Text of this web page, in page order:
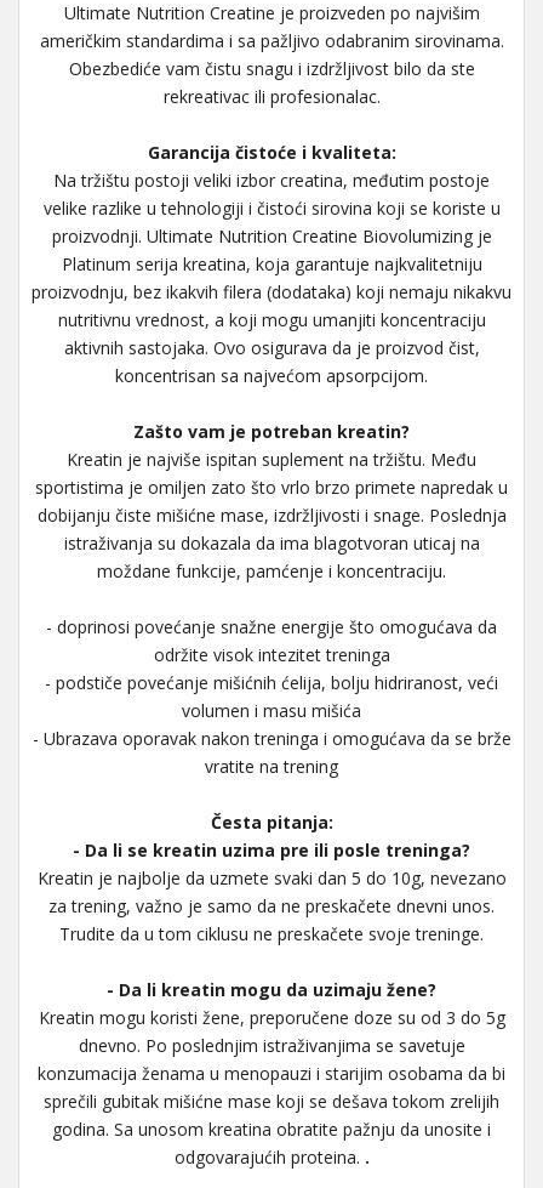
Ultimate Nutrition Creatine je proizveden po najvišim
američkim standardima i sa pažljivo odabranim sirovinama.
Obezbediće vam čistu snagu i izdržljivost bilo da ste
rekreativac ili profesionalac.
Garancija čistoće i kvaliteta:
Na tržištu postoji veliki izbor creatina, međutim postoje
velike razlike u tehnologiji i čistoći sirovina koji se koriste u
proizvodnji. Ultimate Nutrition Creatine Biovolumizing je
Platinum serija kreatina, koja garantuje najkvalitetniju
proizvodnju, bez ikakvih filera (dodataka) koji nemaju nikakvu
nutritivnu vrednost, a koji mogu umanjiti koncentraciju
aktivnih sastojaka. Ovo osigurava da je proizvod čist,
koncentrisan sa najvećom apsorpcijom.
Zašto vam je potreban kreatin?
Kreatin je najviše ispitan suplement na tržištu. Među
sportistima je omiljen zato što vrlo brzo primete napredak u
dobijanju čiste mišićne mase, izdržljivosti i snage. Poslednja
istraživanja su dokazala da ima blagotvoran uticaj na
moždane funkcije, pamćenje i koncentraciju.
- doprinosi povećanje snažne energije što omogućava da
održite visok intezitet treninga
- podstiče povećanje mišićnih ćelija, bolju hidriranost, veći
volumen i masu mišića
- Ubrazava oporavak nakon treninga i omogućava da se brže
vratite na trening
Česta pitanja:
- Da li se kreatin uzima pre ili posle treninga?
Kreatin je najbolje da uzmete svaki dan 5 do 10g, nevezano
za trening, važno je samo da ne preskačete dnevni unos.
Trudite da u tom ciklusu ne preskačete svoje treninge.
- Da li kreatin mogu da uzimaju žene?
Kreatin mogu koristi žene, preporučene doze su od 3 do 5g
dnevno. Po poslednjim istraživanjima se savetuje
konzumacija ženama u menopauzi i starijim osobama da bi
sprečili gubitak mišićne mase koji se dešava tokom zrelijih
godina. Sa unosom kreatina obratite pažnju da unosite i
odgovarajućih proteina. .